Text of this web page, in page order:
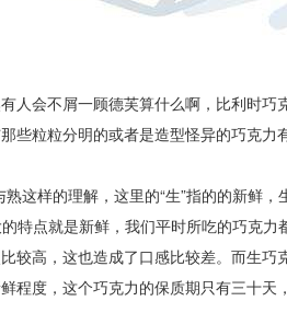
人会不屑一顾德芙算什么啊，比利时巧
粒粒分明的或者是造型怪异的巧克力
这样的理解，这里的“生”指的的新鲜
特点就是新鲜，我们平时所吃的巧克力
高，这也造成了口感比较差。而生巧
度，这个巧克力的保质期只有三十天